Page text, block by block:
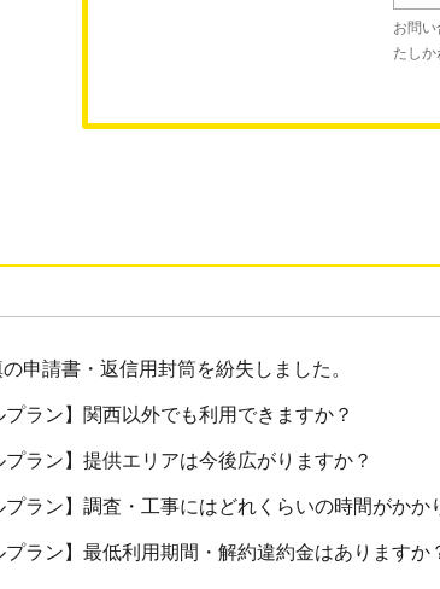
お問
たしか
申請書・返信用封筒を紛失しました。
プラン】関西以外でも利用できますか？
プラン】提供エリアは今後広がりますか？
プラン】調査・工事にはどれくらいの時間がかか
プラン】最低利用期間・解約違約金はありますか